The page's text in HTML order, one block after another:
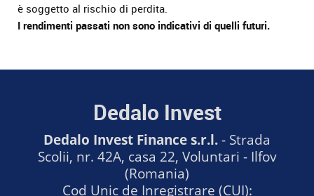
è soggetto al rischio di perdita.
I rendimenti passati non sono indicativi di quelli futuri.
Dedalo Invest
Dedalo Invest Finance s.r.l.- Strada
Scolii, nr. 42A, casa 22, Voluntari - Ilfov
(Romania)
Cod Unic de Inregistrare (CUI):